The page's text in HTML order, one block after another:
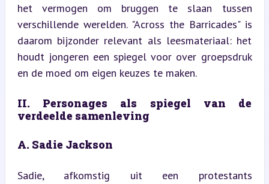
het vermogen om bruggen te slaan tussen
verschillende werelden. "Across the Barricades" is
daarom bijzonder relevant als leesmateriaal: het
houdt jongeren een spiegel voor over groepsdruk
en de moed om eigen keuzes te maken.
II. Personages als spiegel van de
verdeelde samenleving
A. Sadie Jackson
Sadie, afkomstig uit een protestants